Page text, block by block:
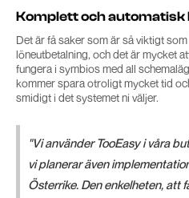
Komplett och
Det är få saker som är så viktigt
löneutbetalning, och det är mycket
fungera i symbios med all
kommer spara otroligt mycket tid
smidigt i det systemet ni väljer.
"Vi använder TooEasy i våra
vi planerar även
Österrike. Den enkelheten, att